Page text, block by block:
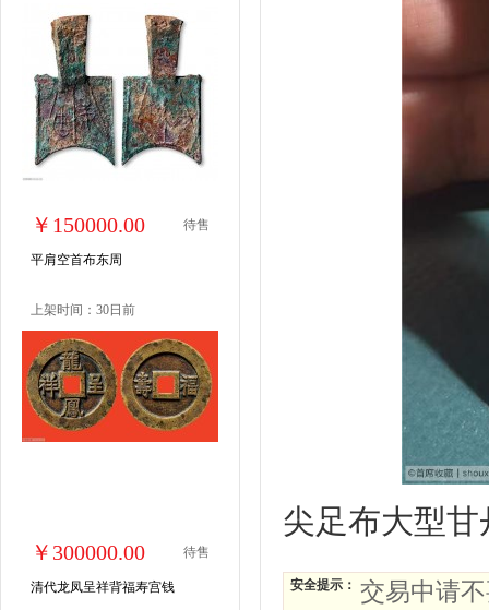
￥150000.00 待售
平肩空首布东周
上架时间：30日前
￥300000.00 待售
清代龙凤呈祥背福寿宫钱
尖足布大型
安全提示： 交易中请